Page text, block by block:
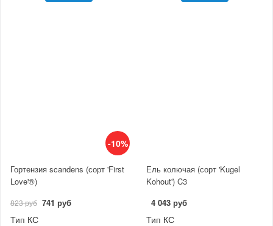
-10%
Гортензия scandens (сорт 'First
Love'®)
823 руб 741 руб
Тип КС
Ель колючая (сорт 'Kugel
Kohout') C3
4 043 руб
Тип КС